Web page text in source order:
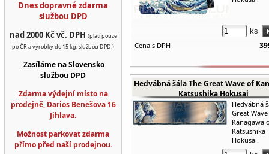
ks
Cena s DPH
Hedvábná šála The Great Wave of
Katsushika Hokusai
Hedvábná
Great
Kanagawa
Katsushika
Hokusai.
Dnes dopravné zdarma
službou DPD
nad 2000 Kč vč. DPH (platí pouze
po ČR a výrobky do 15 kg, službou DPD.)
Zasíláme na Slovensko
službou DPD
Zdarma výdejní místo na
prodejně, Darios Benešova 16
Jihlava.
Možnost parkovat zdarma
přímo před naší prodejnou.